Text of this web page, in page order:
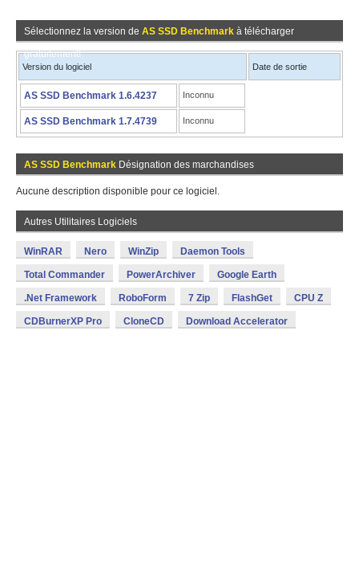
Sélectionnez la version de AS SSD Benchmark à télécharger
gratuitement!
Version du logiciel Date de sortie
AS SSD Benchmark 1.6.4237 Inconnu
AS SSD Benchmark 1.7.4739 Inconnu
AS SSD Benchmark Désignation des marchandises
Aucune description disponible pour ce logiciel.
Autres Utilitaires Logiciels
WinRAR Nero WinZip Daemon Tools
Total Commander PowerArchiver Google Earth
.Net Framework RoboForm 7 Zip FlashGet CPU Z
CDBurnerXP Pro CloneCD Download Accelerator